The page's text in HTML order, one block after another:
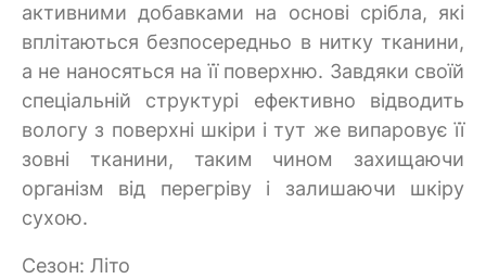
активними добавками на основі срібла, які
вплітаються безпосередньо в нитку тканини,
а не наносяться на її поверхню. Завдяки своїй
спеціальній структурі ефективно відводить
вологу з поверхні шкіри і тут же випаровує її
зовні тканини, таким чином захищаючи
організм від перегріву і залишаючи шкіру
сухою.
Сезон: Літо